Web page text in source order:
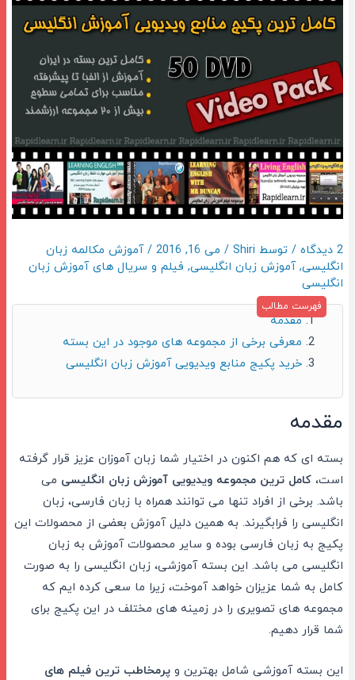
2 دیدگاه / توسط Shiri
/ می 16, 2016 /آموزش مکالمه زبان
انگلیسی,آموزش زبان انگلیسی, فیلم و سریال های آموزش زبان
انگلیسی
مقدمه
معرفی برخی از مجموعه های موجود در این بسته
خرید پکیج منابع ویدیویی آموزش زبان انگلیسی
مقدمه
بسته ای که هم اکنون در اختیار شما زبان آموزان عزیز قرار گرفته
است، کامل ترین مجموعه ویدیویی آموزش زبان انگلیسیمی
باشد. برخی از افراد تنها می توانند همراه با زبان فارسی، زبان
انگلیسی را فرابگیرند. به همین دلیل آموزش بعضی از محصولات این
پکیج به زبان فارسی بوده و سایر محصولات آموزش به زبان
انگلیسی می باشد. این بسته آموزشی، زبان انگلیسی را به صورت
کامل به شما عزیزان خواهد آموخت، زیرا ما سعی کرده ایم که
مجموعه های تصویری را در زمینه های مختلف در این پکیج برای
شما قرار دهیم.
این بسته آموزشی شامل بهترین و پرمخاطب ترین فیلم های